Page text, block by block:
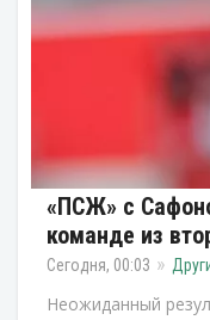
«ПСЖ» с
команде из
Сегодня, 00:03
Неожиданный